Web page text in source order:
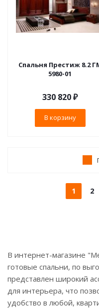
Спальня Престиж 8.2
5980-01
330 820₽
В корзину
1 2
В интернет-магазине
готовые спальни, по
представлен широкий
для интерьера, что
удобство в любой,